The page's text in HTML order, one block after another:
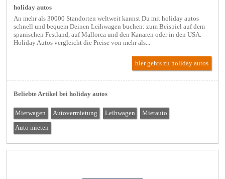
holiday autos
An mehr als 30000 Standorten weltweit kannst Du mit holiday autos
schnell und bequem Deinen Leihwagen buchen: zum Beispiel auf dem
spanischen Festland, auf Mallorca und den Kanaren oder in den USA.
Holiday Autos vergleicht die Preise von mehr als...
hier gehts zu holiday autos
Beliebte Artikel bei holiday autos
Mietwagen Autovermietung Leihwagen Mietauto
Auto mieten